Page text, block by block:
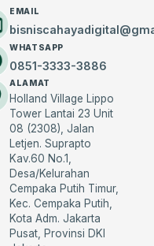
EMAIL
WHATSAPP
0851-3333-3886
ALAMAT
Holland Village Lippo
Tower Lantai 23 Unit
08 (2308), Jalan
Letjen. Suprapto
Kav.60 No.1,
Desa/Kelurahan
Cempaka Putih Timur,
Kec. Cempaka Putih,
Kota Adm. Jakarta
Pusat, Provinsi DKI